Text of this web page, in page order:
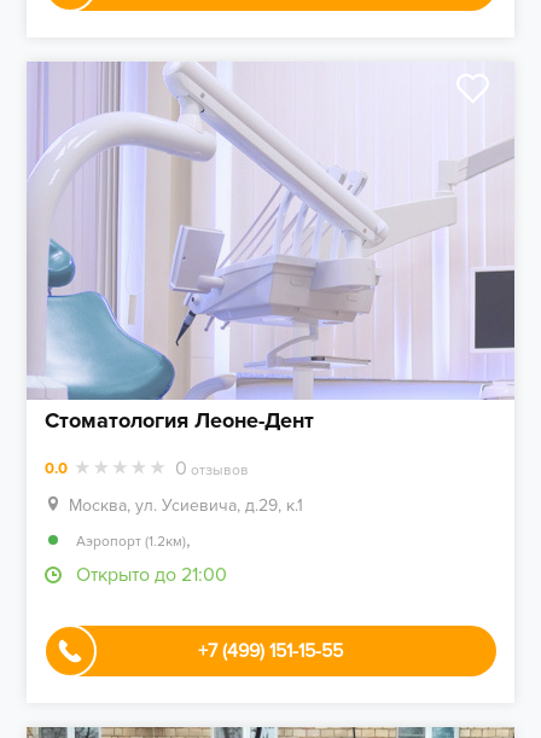
Стоматология Леоне-Дент
0.0 0 отзывов
Москва, ул. Усиевича, д.29, к.1
Аэропорт (1.2км),
Открыто до 21:00
+7 (499) 151-15-55